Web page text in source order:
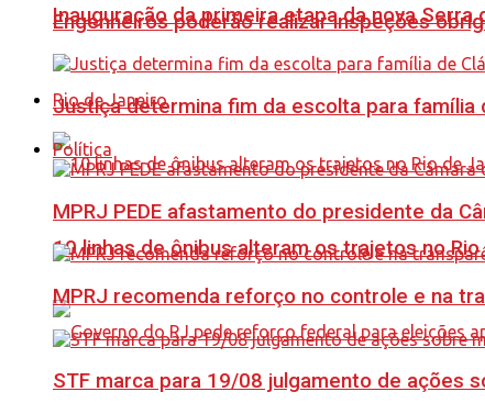
Inauguração da primeira etapa da nova Serra
Rio de Janeiro
10 linhas de ônibus alteram os trajetos no
Engenheiros poderão realizar inspeções
Justiça determina fim da escolta para família
Política
MPRJ PEDE afastamento do presidente da
MPRJ recomenda reforço no controle e na
STF marca para 19/08 julgamento de ações